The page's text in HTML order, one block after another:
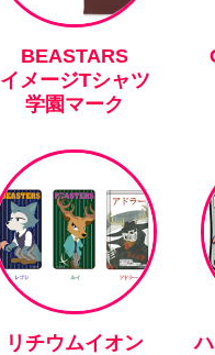
BEASTARS
イメージTシャツ
学園マーク
リチウムイオン